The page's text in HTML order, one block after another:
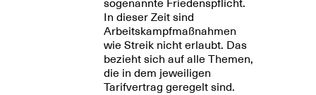
sogenannte Friedenspflicht.
In dieser Zeit sind
Arbeitskampfmaßnahmen
wie Streik nicht erlaubt. Das
bezieht sich auf alle Themen,
die in dem jeweiligen
Tarifvertrag geregelt sind.